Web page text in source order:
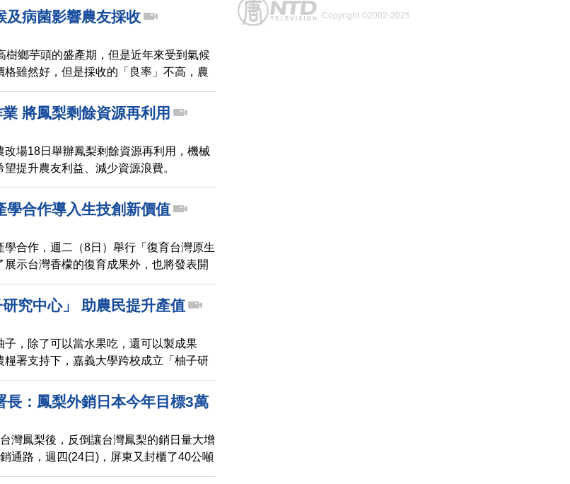
們請教專家。
及病菌影響農友採收
樹鄉芋頭的盛產期，但是近年來受到氣候
雖然好，但是採收的「良率」不高，農
何讓農民的損失減到最低。
將鳳梨剩餘資源再利用
場18日舉辦鳳梨剩餘資源再利用，機械
提升農友利益、減少資源浪費。
學合作導入生技創新價值
學合作，週二（8日）舉行「復育台灣原生
示台灣香檬的復育成果外，也將發表開
究中心」 助農民提升產值
，除了可以當水果吃，還可以製成果
署支持下，嘉義大學跨校成立「柚子研
成立儀式，會中並展示跟業者一同合作開
長：鳳梨外銷日本今年目標3萬
灣鳳梨後，反倒讓台灣鳳梨的銷日量大增
通路，週四(24日)，屏東又封櫃了40公噸
長胡忠一也信心十足，說今年鳳梨外銷
Copyright ©2002-2025